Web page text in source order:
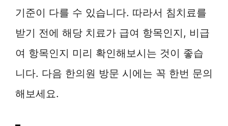
기준이 다를 수 있습니다. 따라서 침치료를
받기 전에 해당 치료가 급여 항목인지, 비급
여 항목인지 미리 확인해보시는 것이 좋습
니다. 다음 한의원 방문 시에는 꼭 한번 문의
해보세요.